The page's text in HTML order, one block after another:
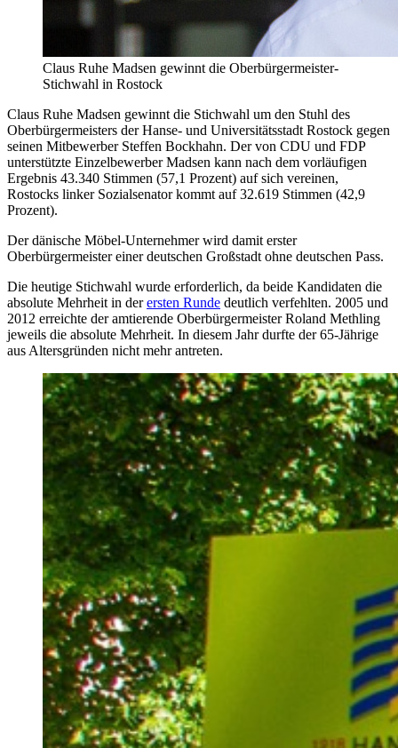
Claus Ruhe Madsen gewinnt die Oberbürgermeister-
Stichwahl in Rostock
Claus Ruhe Madsen gewinnt die Stichwahl um den Stuhl des
Oberbürgermeisters der Hanse- und Universitätsstadt Rostock gegen
seinen Mitbewerber Steffen Bockhahn. Der von CDU und FDP
unterstützte Einzelbewerber Madsen kann nach dem vorläufigen
Ergebnis 43.340 Stimmen (57,1 Prozent) auf sich vereinen,
Rostocks linker Sozialsenator kommt auf 32.619 Stimmen (42,9
Prozent).
Der dänische Möbel-Unternehmer wird damit erster
Oberbürgermeister einer deutschen Großstadt ohne deutschen Pass.
Die heutige Stichwahl wurde erforderlich, da beide Kandidaten die
absolute Mehrheit in derersten Runde deutlich verfehlten. 2005 und
2012 erreichte der amtierende Oberbürgermeister Roland Methling
jeweils die absolute Mehrheit. In diesem Jahr durfte der 65-Jährige
aus Altersgründen nicht mehr antreten.